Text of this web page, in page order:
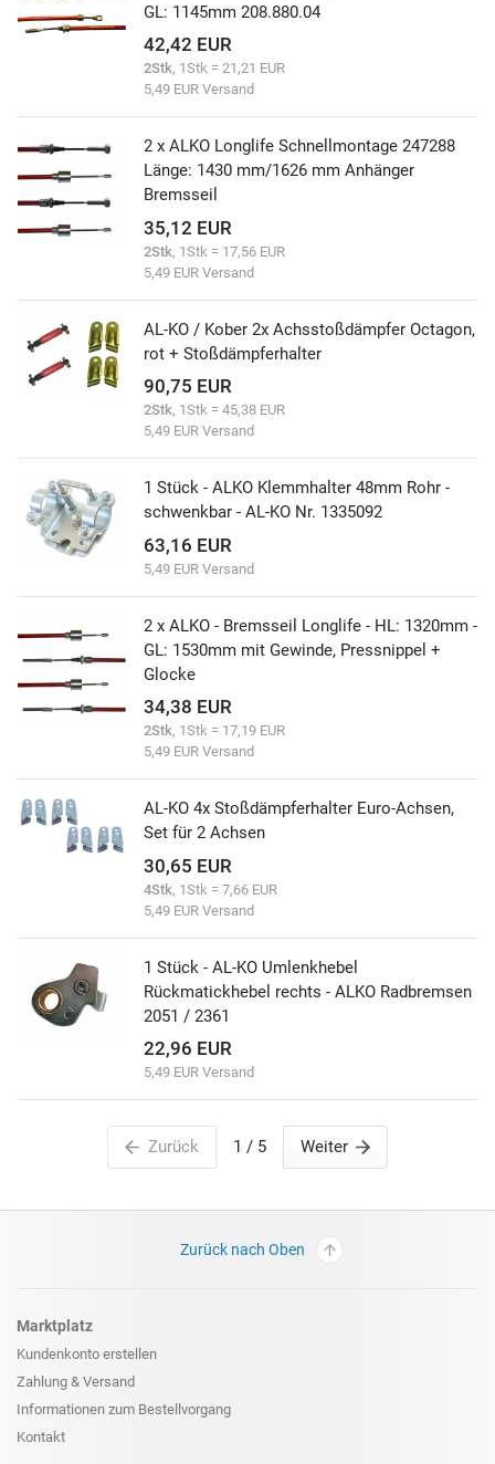
GL: 1145mm 208.880.04
42,42 EUR
2Stk, 1Stk = 21,21 EUR
5,49 EUR Versand
2 x ALKO Longlife Schnellmontage 247288
Länge: 1430 mm/1626 mm Anhänger
Bremsseil
35,12 EUR
2Stk, 1Stk = 17,56 EUR
5,49 EUR Versand
AL-KO / Kober 2x Achsstoßdämpfer Octagon,
rot + Stoßdämpferhalter
90,75 EUR
2Stk, 1Stk = 45,38 EUR
5,49 EUR Versand
1 Stück - ALKO Klemmhalter 48mm Rohr -
schwenkbar - AL-KO Nr. 1335092
63,16 EUR
5,49 EUR Versand
2 x ALKO - Bremsseil Longlife - HL: 1320mm -
GL: 1530mm mit Gewinde, Pressnippel +
Glocke
34,38 EUR
2Stk, 1Stk = 17,19 EUR
5,49 EUR Versand
AL-KO 4x Stoßdämpferhalter Euro-Achsen,
Set für 2 Achsen
30,65 EUR
4Stk, 1Stk = 7,66 EUR
5,49 EUR Versand
1 Stück - AL-KO Umlenkhebel
Rückmatickhebel rechts - ALKO Radbremsen
2051 / 2361
22,96 EUR
5,49 EUR Versand
Zurück 1 / 5 Weiter
Zurück nach Oben
Marktplatz
Kundenkonto erstellen
Zahlung & Versand
Informationen zum Bestellvorgang
Kontakt